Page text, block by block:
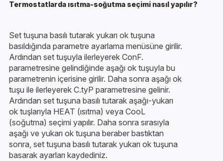
Termostatlarda ısıtma-soğutma seçimi nasıl yapılır?
Set tuşuna basılı tutarak yukarı ok tuşuna
basıldığında parametre ayarlama menüsüne girilir.
Ardından set tuşuyla ilerleyerek ConF.
parametresine gelindiğinde aşağı ok tuşuyla bu
parametrenin içerisine girilir. Daha sonra aşağı ok
tuşu ile ilerleyerek C.tyP parametresine gelinir.
Ardından set tuşuna basılı tutarak aşağı-yukarı
ok tuşlarıyla HEAT (ısıtma) veya CooL
(soğutma) seçimi yapılır. Daha sonra sırasıyla
aşağı ve yukarı ok tuşuna beraber bastıktan
sonra, set tuşuna basılı tutarak yukarı ok tuşuna
basarak ayarları kaydediniz.